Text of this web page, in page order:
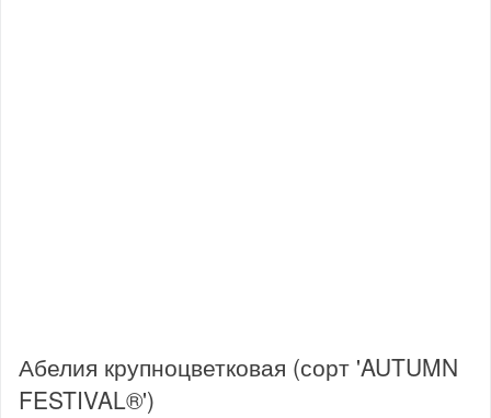
Абелия крупноцветковая (сорт 'AUTUMN
FESTIVAL®')